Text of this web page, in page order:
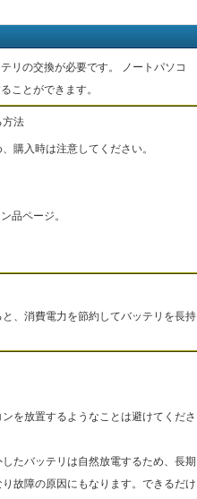
リの交換が必要です。 ノートパソコ
ことができます。
方法
購入時は注意してください。
品ページ。
、消費電力を節約してバッテリを長持
を放置するようなことは避けてくださ
たバッテリは自然放電するため、長期
故障の原因にもなります。できるだけ